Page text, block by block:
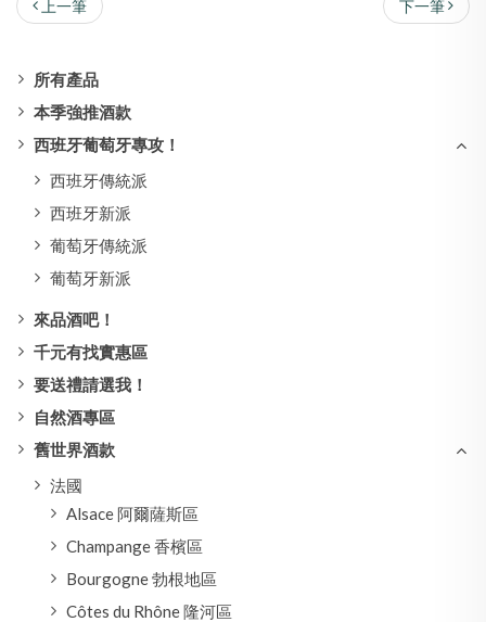
所有產品
本季強推酒款
西班牙葡萄牙專攻！
西班牙傳統派
西班牙新派
葡萄牙傳統派
葡萄牙新派
來品酒吧！
千元有找實惠區
要送禮請選我！
自然酒專區
舊世界酒款
法國
Alsace 阿爾薩斯區
Champange 香檳區
Bourgogne 勃根地區
Côtes du Rhône 隆河區
下一筆
上一筆